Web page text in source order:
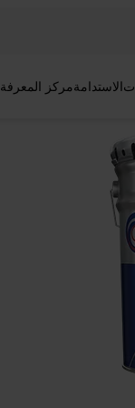
الاستدامة مركز المعرفة